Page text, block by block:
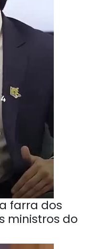
farra dos
ministros do